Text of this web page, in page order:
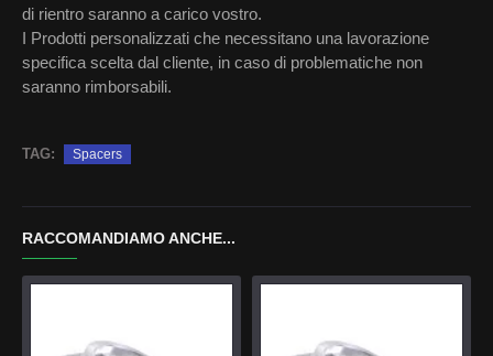
di rientro saranno a carico vostro.
I Prodotti personalizzati che necessitano una lavorazione
specifica scelta dal cliente, in caso di problematiche non
saranno rimborsabili.
TAG: Spacers
RACCOMANDIAMO ANCHE...